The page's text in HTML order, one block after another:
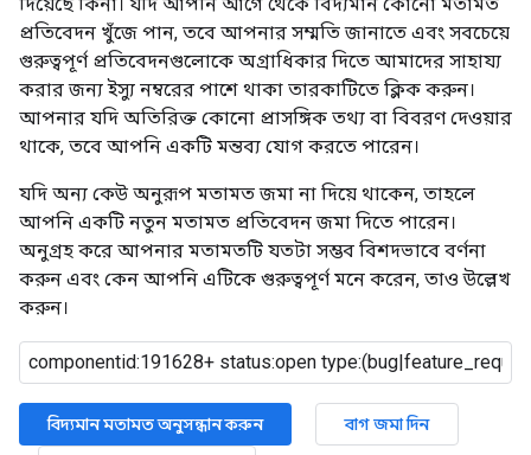
প্রতিবেদন খুঁজে পান, তবে আপনার সম্মতি জানাতে এবং সবচেয়ে
গুরুত্বপূর্ণ প্রতিবেদনগুলোকে অগ্রাধিকার দিতে আমাদের সাহায্য
করার জন্য ইস্যু নম্বরের পাশে থাকা তারকাটিতে ক্লিক করুন।
আপনার যদি অতিরিক্ত কোনো প্রাসঙ্গিক তথ্য বা বিবরণ দেওয়ার
থাকে, তবে আপনি একটি মন্তব্য যোগ করতে পারেন।
যদি অন্য কেউ অনুরূপ মতামত জমা না দিয়ে থাকেন, তাহলে
আপনি একটি নতুন মতামত প্রতিবেদন জমা দিতে পারেন।
অনুগ্রহ করে আপনার মতামতটি যতটা সম্ভব বিশদভাবে বর্ণনা
করুন এবং কেন আপনি এটিকে গুরুত্বপূর্ণ মনে করেন, তাও উল্লেখ
করুন।
বিদ্যমান মতামত অনুসন্ধান করুন
বাগ জমা দিন